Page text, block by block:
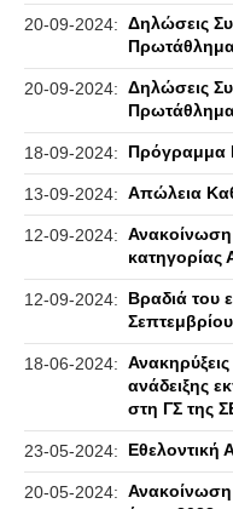
20-09-2024: Δηλώσεις
20-09-2024: Δηλώσεις
18-09-2024: Πρόγραμμα
13-09-2024: Απώλεια
12-09-2024:
12-09-2024:
Βραδιά του
18-06-2024:
ανάδειξης
στη ΓΣ της
23-05-2024: Εθελοντική
20-05-2024: